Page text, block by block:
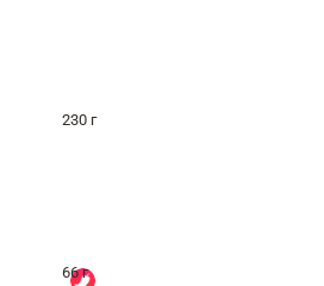
230 г
66 г